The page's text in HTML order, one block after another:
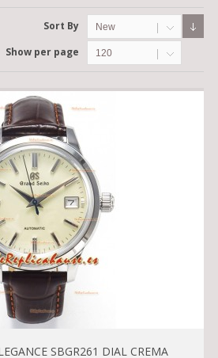
Sort By New
Show per page 120
SBGR261 DIAL CREMA